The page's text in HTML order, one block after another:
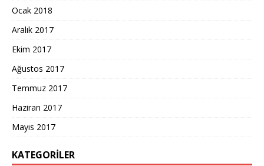
Ocak 2018
Aralık 2017
Ekim 2017
Ağustos 2017
Temmuz 2017
Haziran 2017
Mayıs 2017
KATEGORILER